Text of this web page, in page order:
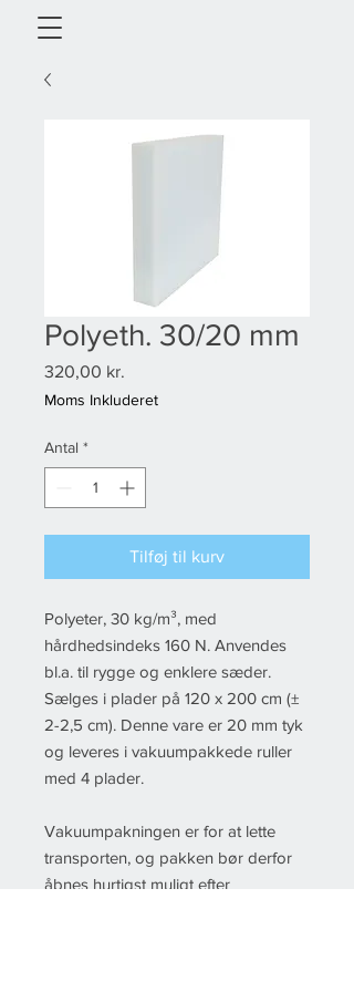
Polyeth. 30/20 mm
320,00 kr.
Moms Inkluderet
Antal *
Tilføj til kurv
Polyeter, 30 kg/m³, med
hårdhedsindeks 160 N. Anvendes
bl.a. til rygge og enklere sæder.
Sælges i plader på 120 x 200 cm (±
2-2,5 cm). Denne vare er 20 mm tyk
og leveres i vakuumpakkede ruller
med 4 plader.
Vakuumpakningen er for at lette
transporten, og pakken bør derfor
åbnes hurtigst muligt efter